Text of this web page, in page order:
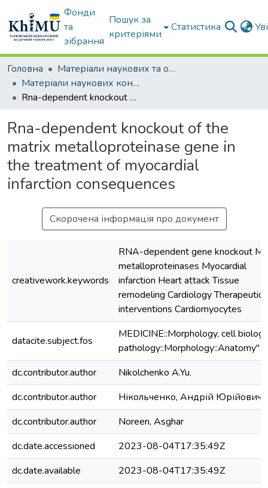
Фонди
та
зібрання
Пошук за
критеріями
Статистика
Головна
Матеріали наукових та освітніх заходів ХММУ
Матеріали наукових конференцій та форумів
Rna-dependent knockout of the matrix metalloproteinase gene in the treatment of myocardial infarction consequences
Rna-dependent knockout of the
matrix metalloproteinase gene in
the treatment of myocardial
infarction consequences
Скорочена інформація про документ
creativework.keywords
RNA-dependent gene knockout
metalloproteinases Myocardial
infarction Heart attack Tissue
remodeling Cardiology Therapeutic
interventions Cardiomyocytes
datacite.subject.fos
MEDICINE::Morphology, cell
pathology::Morphology::Anatomy"
dc.contributor.author
Nikolchenko A.Yu.
dc.contributor.author
Нікольченко, Андрій Юрійович
dc.contributor.author
Noreen, Asghar
dc.date.accessioned
2023-08-04T17:35:49Z
dc.date.available
2023-08-04T17:35:49Z